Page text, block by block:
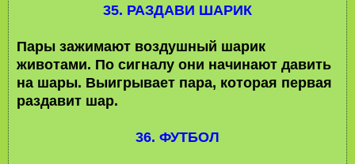
35. РАЗДАВИ ШАРИК
Пары зажимают воздушный шарик
животами. По сигналу они начинают давить
на шары. Выигрывает пара, которая первая
раздавит шар.
36. ФУТБОЛ